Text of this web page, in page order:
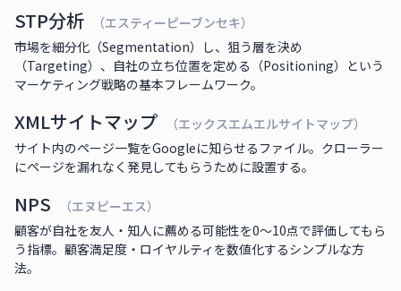
STP分析
（エスティーピーブンセキ）
市場を細分化（Segmentation）し、狙う層を決め
（Targeting）、自社の立ち位置を定める（Positioning）という
マーケティング戦略の基本フレームワーク。
XMLサイトマップ
（エックスエムエルサイトマップ）
サイト内のページ一覧をGoogleに知らせるファイル。クローラー
にページを漏れなく発見してもらうために設置する。
NPS
（エヌピーエス）
顧客が自社を友人・知人に薦める可能性を0〜10点で評価してもら
う指標。顧客満足度・ロイヤルティを数値化するシンプルな方
法。